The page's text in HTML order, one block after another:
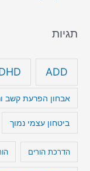
תגיות
ADD
אבחון הפרעת קשב
ביטחון עצמי נמוך
הדרכת הורים